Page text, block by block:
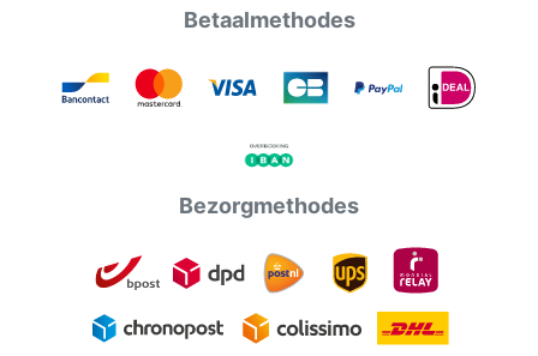
Betaalmethodes
Bezorgmethodes